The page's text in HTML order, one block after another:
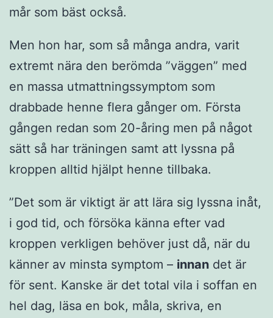
mår som bäst också.
Men hon har, som så många andra, varit
extremt nära den berömda ”väggen” med
en massa utmattningssymptom som
drabbade henne flera gånger om. Första
gången redan som 20-åring men på något
sätt så har träningen samt att lyssna på
kroppen alltid hjälpt henne tillbaka.
”Det som är viktigt är att lära sig lyssna inåt,
i god tid, och försöka känna efter vad
kroppen verkligen behöver just då, när du
känner av minsta symptom – innan det är
för sent. Kanske är det total vila i soffan en
hel dag, läsa en bok, måla, skriva, en